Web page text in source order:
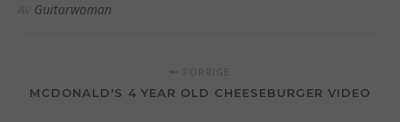
Guitarwoman
MCDONALD'S 4 YEAR OLD CHEESEBURGER VIDEO